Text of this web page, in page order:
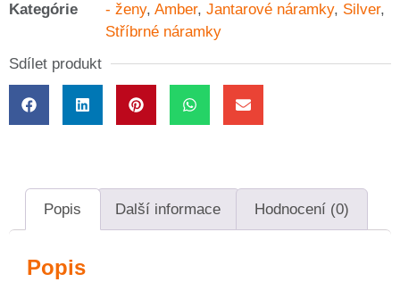
Kategórie
- ženy, Amber, Jantarové náramky, Silver,
Stříbrné náramky
Sdílet produkt
Popis Další informace Hodnocení (0)
Popis